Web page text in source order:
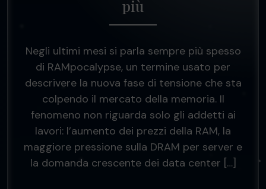
più
Negli ultimi mesi si parla sempre più spesso
di RAMpocalypse, un termine usato per
descrivere la nuova fase di tensione che sta
colpendo il mercato della memoria. Il
fenomeno non riguarda solo gli addetti ai
lavori: l’aumento dei prezzi della RAM, la
maggiore pressione sulla DRAM per server e
la domanda crescente dei data center […]